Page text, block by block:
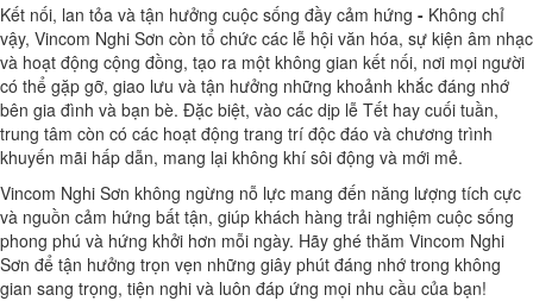
Kết nối, lan tỏa và tận hưởng cuộc sống đầy cảm hứng - Không chỉ
vậy, Vincom Nghi Sơn còn tổ chức các lễ hội văn hóa, sự kiện âm nhạc
và hoạt động cộng đồng, tạo ra một không gian kết nối, nơi mọi người
có thể gặp gỡ, giao lưu và tận hưởng những khoảnh khắc đáng nhớ
bên gia đình và bạn bè. Đặc biệt, vào các dịp lễ Tết hay cuối tuần,
trung tâm còn có các hoạt động trang trí độc đáo và chương trình
khuyến mãi hấp dẫn, mang lại không khí sôi động và mới mẻ.
Vincom Nghi Sơn không ngừng nỗ lực mang đến năng lượng tích cực
và nguồn cảm hứng bất tận, giúp khách hàng trải nghiệm cuộc sống
phong phú và hứng khởi hơn mỗi ngày. Hãy ghé thăm Vincom Nghi
Sơn để tận hưởng trọn vẹn những giây phút đáng nhớ trong không
gian sang trọng, tiện nghi và luôn đáp ứng mọi nhu cầu của bạn!